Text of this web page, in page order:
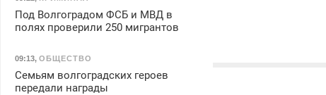
Под Волгоградом ФСБ и МВД в
полях проверили 250 мигрантов
09:13, ОБЩЕСТВО
Семьям волгоградских героев
передали награды